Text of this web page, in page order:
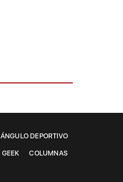
ÁNGULO DEPORTIVO
GEEK COLUMNAS